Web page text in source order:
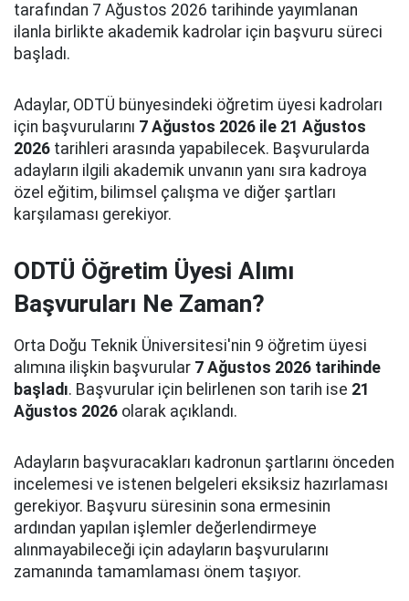
tarafından 7 Ağustos 2026 tarihinde yayımlanan
ilanla birlikte akademik kadrolar için başvuru süreci
başladı.
Adaylar, ODTÜ bünyesindeki öğretim üyesi kadroları
için başvurularını 7 Ağustos 2026 ile 21 Ağustos
2026 tarihleri arasında yapabilecek. Başvurularda
adayların ilgili akademik unvanın yanı sıra kadroya
özel eğitim, bilimsel çalışma ve diğer şartları
karşılaması gerekiyor.
ODTÜ Öğretim Üyesi Alımı
Başvuruları Ne Zaman?
Orta Doğu Teknik Üniversitesi'nin 9 öğretim üyesi
alımına ilişkin başvurular 7 Ağustos 2026 tarihinde
başladı. Başvurular için belirlenen son tarih ise 21
Ağustos 2026 olarak açıklandı.
Adayların başvuracakları kadronun şartlarını önceden
incelemesi ve istenen belgeleri eksiksiz hazırlaması
gerekiyor. Başvuru süresinin sona ermesinin
ardından yapılan işlemler değerlendirmeye
alınmayabileceği için adayların başvurularını
zamanında tamamlaması önem taşıyor.